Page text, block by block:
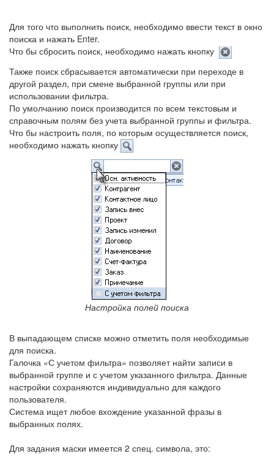
Для того что выполнить поиск, необходимо ввести текст в окно
поиска и нажать Enter.
Что бы сбросить поиск, необходимо нажать кнопку
Также поиск сбрасывается автоматически при переходе в
другой раздел, при смене выбранной группы или при
использовании фильтра.
По умолчанию поиск производится по всем текстовым и
справочным полям без учета выбранной группы и фильтра.
Что бы настроить поля, по которым осуществляется поиск,
необходимо нажать кнопку
Настройка полей поиска
В выпадающем списке можно отметить поля необходимые
для поиска.
Галочка «С учетом фильтра» позволяет найти записи в
выбранной группе и с учетом указанного фильтра. Данные
настройки сохраняются индивидуально для каждого
пользователя.
Система ищет любое вхождение указанной фразы в
выбранных полях.
Для задания маски имеется 2 спец. символа, это: